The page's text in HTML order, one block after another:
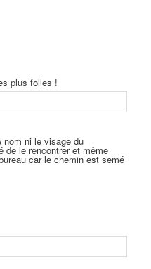
plus folles !
nom ni le visage du
de le rencontrer et même
car le chemin est semé